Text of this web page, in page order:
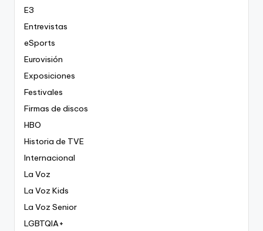
E3
Entrevistas
eSports
Eurovisión
Exposiciones
Festivales
Firmas de discos
HBO
Historia de TVE
Internacional
La Voz
La Voz Kids
La Voz Senior
LGBTQIA+